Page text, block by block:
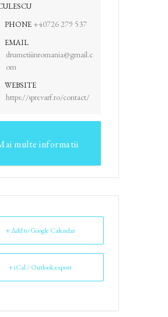
PHONE +40726 279 537
EMAIL
drumetiiinromania@gmail.c
om
WEBSITE
https://sprevarf.ro/contact/
multe informatii
+ Add to Google Calendar
+ iCal / Outlook export